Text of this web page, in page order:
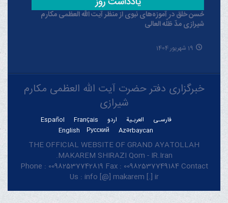
حُسن خلق در آموزه‌های نبوی از منظر آیت الله العظمی مکارم
شیرازی مدّ ظلّه العالی
19 شهریور 1404
خبرگزاری دفتر حضرت آیت الله العظمی مکارم
شیرازی
فارسـی العربـیة اردو Français
Español
Azərbaycan
Русский
English
THE OFFICIAL WEBSITE OF GRAND AYATOLLAH
MAKAREM SHIRAZI Qom - IR.Iran.
Phone : 00982537742819 Fax : 00982537749184 Contact
Us : info [@] makarem [.] ir